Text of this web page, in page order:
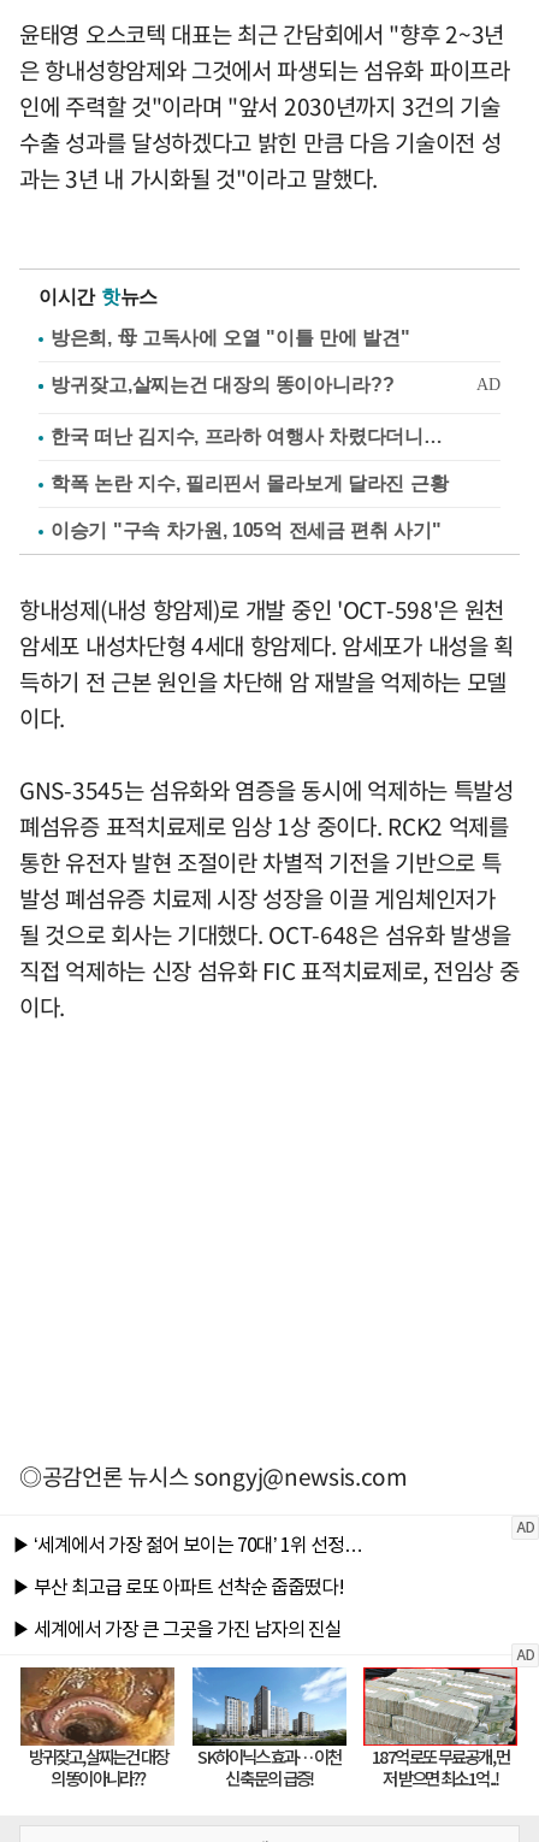
윤태영 오스코텍 대표는 최근 간담회에서 "향후 2~3년
은 항내성항암제와 그것에서 파생되는 섬유화 파이프라
인에 주력할 것"이라며 "앞서 2030년까지 3건의 기술
수출 성과를 달성하겠다고 밝힌 만큼 다음 기술이전 성
과는 3년 내 가시화될 것"이라고 말했다.
이시간 핫뉴스
방은희, 母 고독사에 오열 "이틀 만에 발견"
한국 떠난 김지수, 프라하 여행사 차렸다더니…
학폭 논란 지수, 필리핀서 몰라보게 달라진 근황
이승기 "구속 차가원, 105억 전세금 편취 사기"
항내성제(내성 항암제)로 개발 중인 'OCT-598'은 원천
암세포 내성차단형 4세대 항암제다. 암세포가 내성을 획
득하기 전 근본 원인을 차단해 암 재발을 억제하는 모델
이다.
GNS-3545는 섬유화와 염증을 동시에 억제하는 특발성
폐섬유증 표적치료제로 임상 1상 중이다. RCK2 억제를
통한 유전자 발현 조절이란 차별적 기전을 기반으로 특
발성 폐섬유증 치료제 시장 성장을 이끌 게임체인저가
될 것으로 회사는 기대했다. OCT-648은 섬유화 발생을
직접 억제하는 신장 섬유화 FIC 표적치료제로, 전임상 중
이다.
◎공감언론 뉴시스songyj@newsis.com